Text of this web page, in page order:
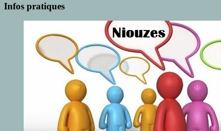
Infos pratiques